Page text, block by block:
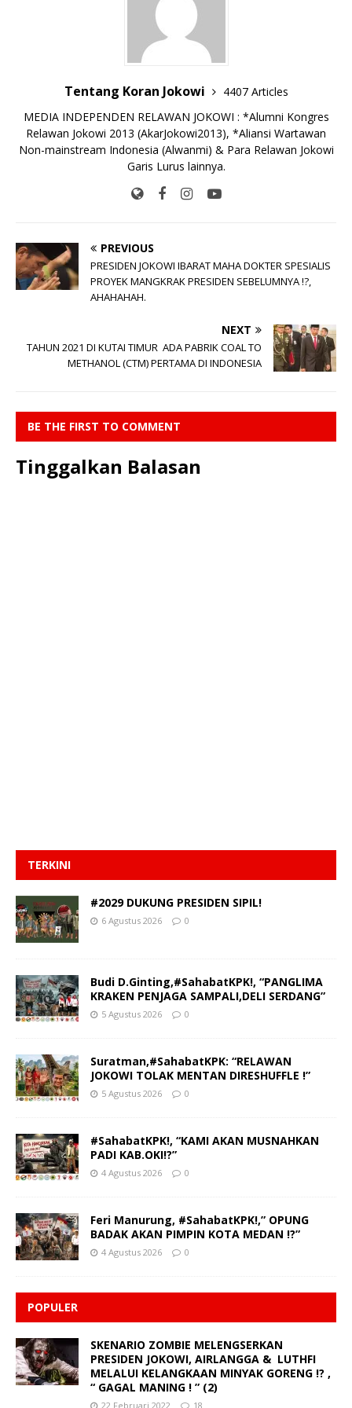
Tentang Koran Jokowi
4407 Articles
MEDIA INDEPENDEN RELAWAN JOKOWI : *Alumni Kongres
Relawan Jokowi 2013 (AkarJokowi2013), *Aliansi Wartawan
Non-mainstream Indonesia (Alwanmi) & Para Relawan Jokowi
Garis Lurus lainnya.
PREVIOUS
PRESIDEN JOKOWI IBARAT MAHA DOKTER SPESIALIS
PROYEK MANGKRAK PRESIDEN SEBELUMNYA !?,
AHAHAHAH.
NEXT
TAHUN 2021 DI KUTAI TIMUR ADA PABRIK COAL TO
METHANOL (CTM) PERTAMA DI INDONESIA
BE THE FIRST TO COMMENT
Tinggalkan Balasan
TERKINI
#2029 DUKUNG PRESIDEN SIPIL!
6 Agustus 2026 0
Budi D.Ginting,#SahabatKPK!, “PANGLIMA
KRAKEN PENJAGA SAMPALI,DELI SERDANG”
5 Agustus 2026 0
Suratman,#SahabatKPK: “RELAWAN
JOKOWI TOLAK MENTAN DIRESHUFFLE !”
5 Agustus 2026 0
#SahabatKPK!, “KAMI AKAN MUSNAHKAN
PADI KAB.OKI!?”
4 Agustus 2026 0
Feri Manurung, #SahabatKPK!,” OPUNG
BADAK AKAN PIMPIN KOTA MEDAN !?”
4 Agustus 2026 0
POPULER
SKENARIO ZOMBIE MELENGSERKAN
PRESIDEN JOKOWI, AIRLANGGA & LUTHFI
MELALUI KELANGKAAN MINYAK GORENG !? ,
“ GAGAL MANING ! ” (2)
22 Februari 2022 18